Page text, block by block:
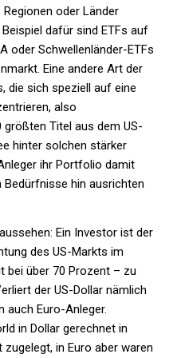
oder Länder
dafür sind ETFs auf
oder Schwellenländer-ETFs
Eine andere Art der
die sich speziell auf eine
also
Titel aus dem US-
hinter solchen stärker
ihr Portfolio damit
Bedürfnisse hin ausrichten
Ein Investor ist der
des US-Markts im
bei über 70 Prozent – zu
der US-Dollar nämlich
auch Euro-Anleger.
in Dollar gerechnet in
in Euro aber waren